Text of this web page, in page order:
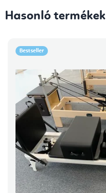
Hasonló termékek
Bestseller